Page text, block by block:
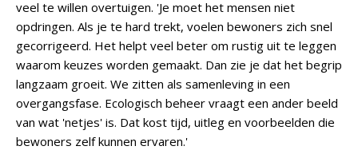
veel te willen overtuigen. 'Je moet het mensen niet
opdringen. Als je te hard trekt, voelen bewoners zich snel
gecorrigeerd. Het helpt veel beter om rustig uit te leggen
waarom keuzes worden gemaakt. Dan zie je dat het begrip
langzaam groeit. We zitten als samenleving in een
overgangsfase. Ecologisch beheer vraagt een ander beeld
van wat 'netjes' is. Dat kost tijd, uitleg en voorbeelden die
bewoners zelf kunnen ervaren.'